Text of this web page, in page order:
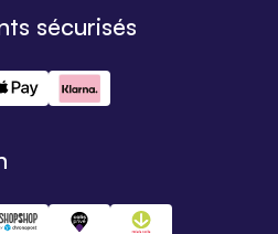
sécurisés